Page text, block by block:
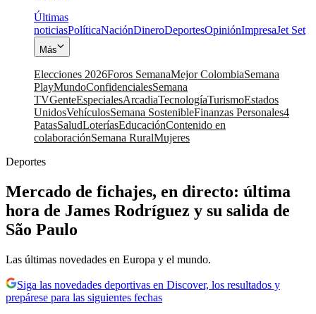
Últimas
noticiasPolíticaNaciónDineroDeportesOpiniónImpresaJet Set
Más
Elecciones 2026Foros SemanaMejor ColombiaSemana
PlayMundoConfidencialesSemana
TVGenteEspecialesArcadiaTecnologíaTurismoEstados
UnidosVehículosSemana SostenibleFinanzas Personales4
PatasSaludLoteríasEducaciónContenido en
colaboraciónSemana RuralMujeres
Deportes
Mercado de fichajes, en directo: última
hora de James Rodríguez y su salida de
São Paulo
Las últimas novedades en Europa y el mundo.
Siga las novedades deportivas en Discover, los resultados y
prepárese para las siguientes fechas